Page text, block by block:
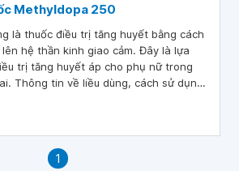
Methyldopa 250
là thuốc điều trị tăng huyết bằng cách
hệ thần kinh giao cảm. Đây là lựa
trị tăng huyết áp cho phụ nữ trong
Thông tin về liều dùng, cách sử dụng
1